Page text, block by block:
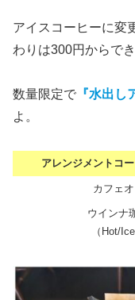
アイスコーヒーに変
わりは300円からでき
数量限定で 『水出し
よ。
アレンジメントコ
カフェ
ウインナ
（Hot/Ice